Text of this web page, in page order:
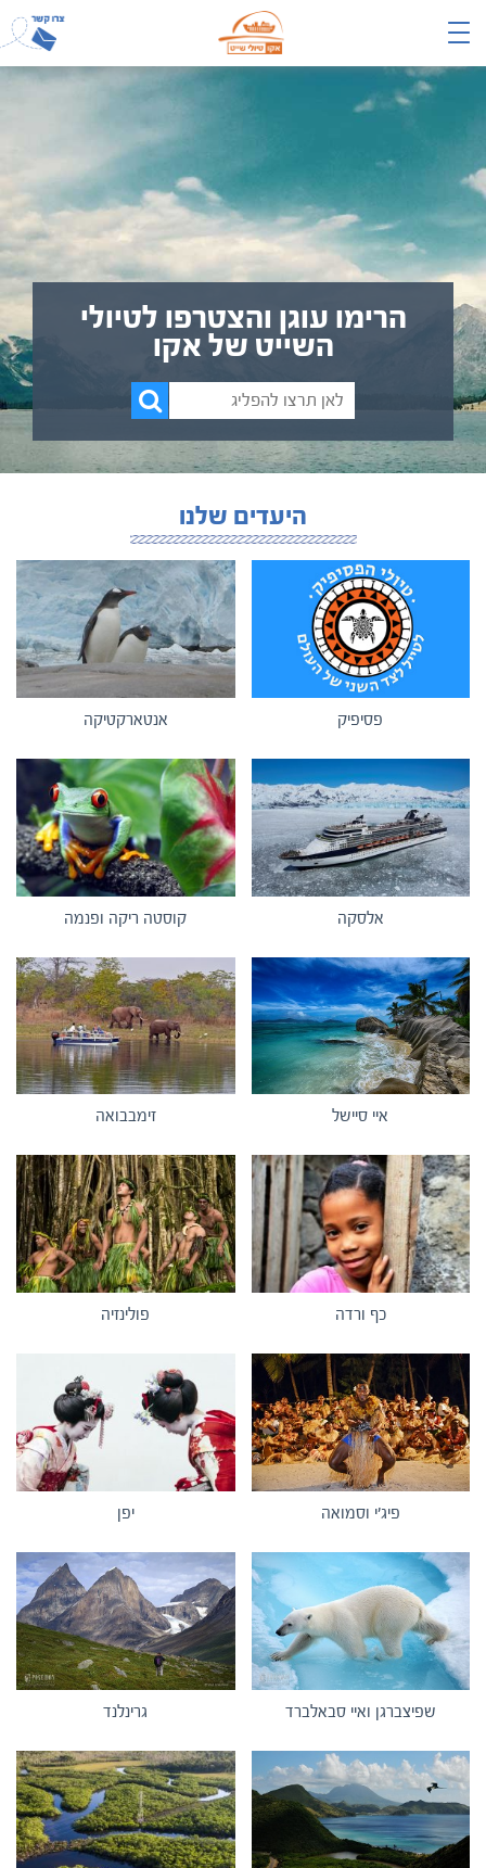
הרימו עוגן והצטרפו לטיולי
השייט של אקו
היעדים שלנו
פסיפיק אנטארקטיקה
אלסקה קוסטה ריקה ופנמה
איי סיישל זימבבואה
כף ורדה פולינזיה
פיג'י וסמואה יפן
שפיצברגן ואיי סבאלברד גרינלנד